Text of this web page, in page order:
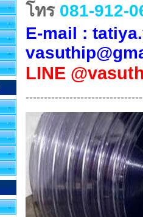
โทร 081-912-
E-mail :
LINE